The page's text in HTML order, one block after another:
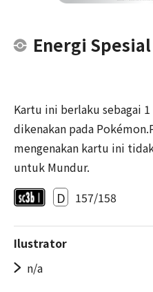
Energi Spesial
Kartu ini berlaku sebagai
dikenakan pada
mengenakan kartu ini
untuk Mundur.
D 157/158
Ilustrator
n/a